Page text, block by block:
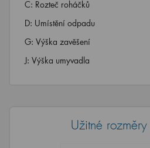
C: Rozteč roháčků
D: Umístění odpadu
G: Výška zavěšení
J: Výška umyvadla
Užitné